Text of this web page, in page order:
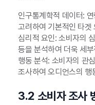
인구통계학적 데이터:
고려하여 기본적인 타겟
심리적 요인: 소비자의
등을 분석하여 더욱 세
행동 분석: 소비자의 관
조사하여 오디언스의 행
3.2 소비자 조사